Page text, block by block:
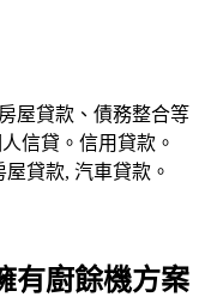
屋貸款、債務整合等
信貸。信用貸款。
貸款, 汽車貸款。
有廚餘機方案